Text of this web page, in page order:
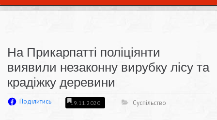
На Прикарпатті поліціянти
виявили незаконну вирубку лісу та
крадіжку деревини
Поділитись 19.11.2020 Суспільство